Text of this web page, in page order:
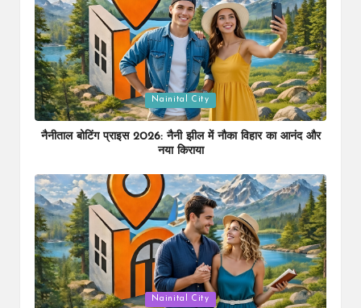
Posted
in
Nainital City
नैनीताल बोटिंग प्राइस 2026: नैनी झील में नौका विहार का आनंद और
नया किराया
Posted
Nainital City